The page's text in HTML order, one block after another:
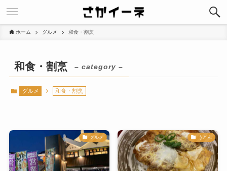
ホーム グルメ 和食・割烹
和食・割烹 – category –
グルメ 和食・割烹
グルメ うどん